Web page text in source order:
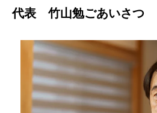
代表 竹山勉ごあいさつ